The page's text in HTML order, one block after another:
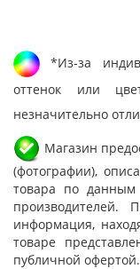
*Из-за
оттенок или
незначительно
Магазин
(фотографии),
товара по данным
производителей.
информация,
товаре
публичной офертой.